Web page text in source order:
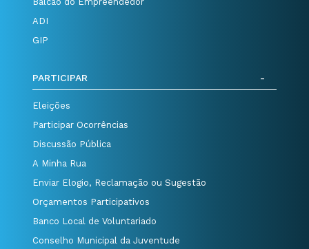
ADI
GIP
PARTICIPAR
Eleições
Participar Ocorrências
Discussão Pública
A Minha Rua
Enviar Elogio, Reclamação ou Sugestão
Orçamentos Participativos
Banco Local de Voluntariado
Conselho Municipal da Juventude